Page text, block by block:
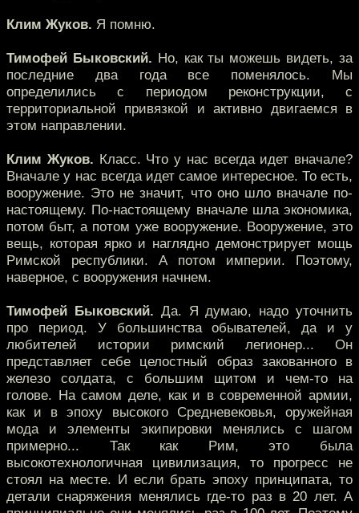
Клим Жуков. Я помню.
Тимофей Быковский. Но, как ты можешь видеть, за
последние два года все поменялось. Мы
определились с периодом реконструкции, с
территориальной привязкой и активно двигаемся в
этом направлении.
Клим Жуков. Класс. Что у нас всегда идет вначале?
Вначале у нас всегда идет самое интересное. То есть,
вооружение. Это не значит, что оно шло вначале по-
настоящему. По-настоящему вначале шла экономика,
потом быт, а потом уже вооружение. Вооружение, это
вещь, которая ярко и наглядно демонстрирует мощь
Римской республики. А потом империи. Поэтому,
наверное, с вооружения начнем.
Тимофей Быковский. Да. Я думаю, надо уточнить
про период. У большинства обывателей, да и у
любителей истории римский легионер... Он
представляет себе целостный образ закованного в
железо солдата, с большим щитом и чем-то на
голове. На самом деле, как и в современной армии,
как и в эпоху высокого Средневековья, оружейная
мода и элементы экипировки менялись с шагом
примерно... Так как Рим, это была
высокотехнологичная цивилизация, то прогресс не
стоял на месте. И если брать эпоху принципата, то
детали снаряжения менялись где-то раз в 20 лет. А